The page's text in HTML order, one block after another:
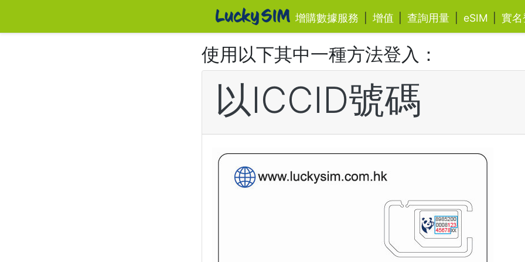
增購數據服務 增值 查詢用量 eSIM 實
使用以下其中一種方法登入：
以ICCID號碼